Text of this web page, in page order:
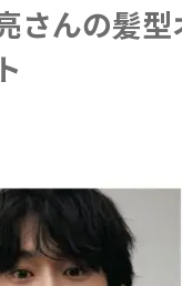
さんの髪